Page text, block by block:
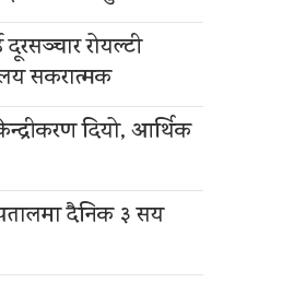
रोयल्टी
सकरात्मक
दियो, आर्थिक
दैनिक ३ सय